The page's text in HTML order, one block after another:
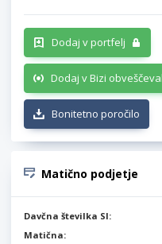
Dodaj v portfelj
Dodaj v Bizi
Bonitetno poročilo
Matično podjetje
Davčna številka SI:
Matična: